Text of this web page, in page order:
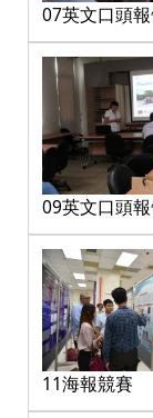
07英文口頭
09英文口頭
11海報競賽